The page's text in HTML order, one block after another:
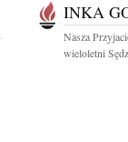
INKA
Nasza
wieloletni